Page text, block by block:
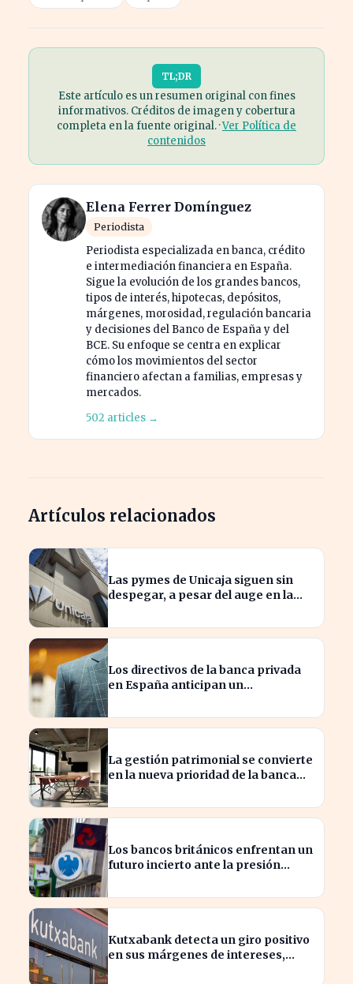
TL;DR
Este artículo es un resumen original con fines
informativos. Créditos de imagen y cobertura
completa en la fuente original. ·Ver Política de
contenidos
Elena Ferrer Domínguez
Periodista
Periodista especializada en banca, crédito
e intermediación financiera en España.
Sigue la evolución de los grandes bancos,
tipos de interés, hipotecas, depósitos,
márgenes, morosidad, regulación bancaria
y decisiones del Banco de España y del
BCE. Su enfoque se centra en explicar
cómo los movimientos del sector
financiero afectan a familias, empresas y
mercados.
502 articles →
Artículos relacionados
Las pymes de Unicaja siguen sin
despegar, a pesar del auge en la
Los directivos de la banca privada
en España anticipan un
La gestión patrimonial se convierte
en la nueva prioridad de la banca
Los bancos británicos enfrentan un
futuro incierto ante la presión
Kutxabank detecta un giro positivo
en sus márgenes de intereses,